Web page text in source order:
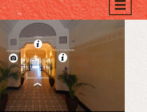
Toggle